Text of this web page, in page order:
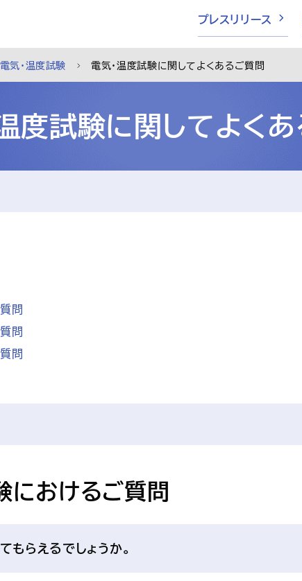
プレスリリース
電気・温度試験 電気・温度試験に関してよくあるご質問
度試験に関してよく
問
問
問
におけるご質問
らえるでしょうか。